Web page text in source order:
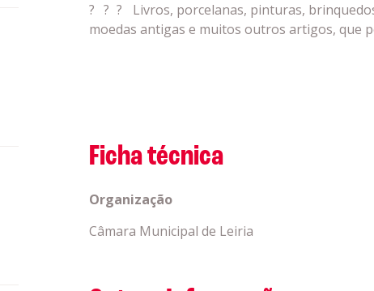
Livros, porcelanas, pinturas,
moedas antigas e muitos outros artigos, que
Ficha técnica
Organização
Câmara Municipal de Leiria